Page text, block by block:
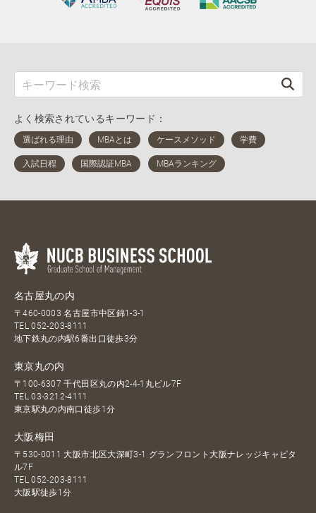
よく検索されているキーワード：
名古屋丸の内
〒460-0003 名古屋市中区錦1-3-1
TEL052-203-8111
地下鉄丸の内駅6番出口徒歩3分
東京丸の内
〒100-6307 千代田区丸の内2-4-1丸ビル7F
TEL03-3212-4111
東京駅丸の内南口徒歩1分
大阪梅田
〒530-0011 大阪市北区大深町3-1 グランフロント大阪ナレッジキャピタ
ル7F
TEL052-203-8111
大阪駅徒歩1分